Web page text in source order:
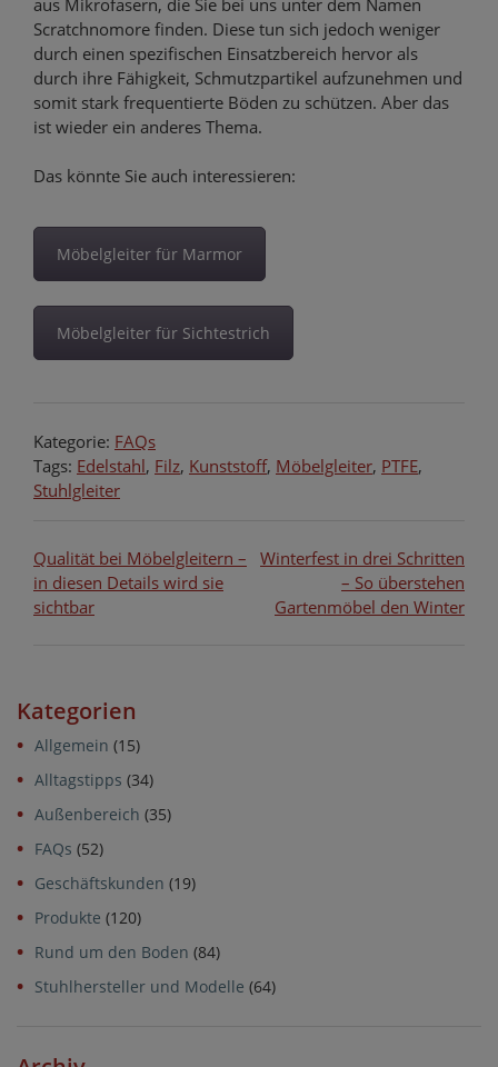
Scratchnomore finden. Diese tun sich jedoch weniger
durch einen spezifischen Einsatzbereich hervor als
durch ihre Fähigkeit, Schmutzpartikel aufzunehmen und
somit stark frequentierte Böden zu schützen. Aber das
ist wieder ein anderes Thema.
Das könnte Sie auch interessieren:
Möbelgleiter für Marmor
Möbelgleiter für Sichtestrich
Kategorie: FAQs
Tags: Edelstahl, Filz, Kunststoff, Möbelgleiter, PTFE,
Stuhlgleiter
Beitragsnavigation
Qualität bei Möbelgleitern –
in diesen Details wird sie
sichtbar
Winterfest in drei Schritten
– So überstehen
Gartenmöbel den Winter
Kategorien
Allgemein (15)
Alltagstipps (34)
Außenbereich (35)
FAQs (52)
Geschäftskunden (19)
Produkte (120)
Rund um den Boden (84)
Stuhlhersteller und Modelle (64)